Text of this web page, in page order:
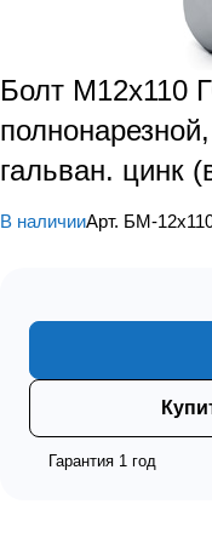
Болт М12х110
гальван. цинк
В наличииАрт. БМ-
Гарантия 1 год